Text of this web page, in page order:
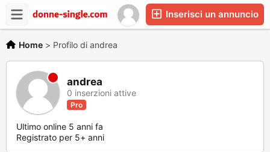
Inserisci un annuncio
Home > Profilo di andrea
andrea
0 inserzioni attive
Pro
Ultimo online 5 anni fa
Registrato per 5+ anni